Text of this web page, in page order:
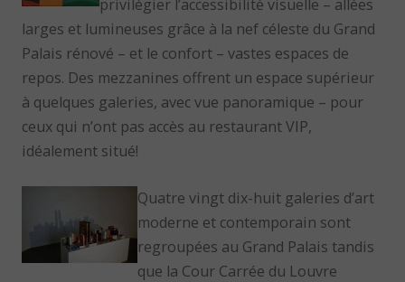
privilégier l’accessibilité visuelle – allées
larges et lumineuses grâce à la nef céleste du Grand
Palais rénové – et le confort – vastes espaces de
repos. Des mezzanines offrent un espace supérieur
à quelques galeries, avec vue panoramique – pour
ceux qui n’ont pas accès au restaurant VIP,
idéalement situé!
Quatre vingt dix-huit galeries d’art
moderne et contemporain sont
regroupées au Grand Palais tandis
que la Cour Carrée du Louvre